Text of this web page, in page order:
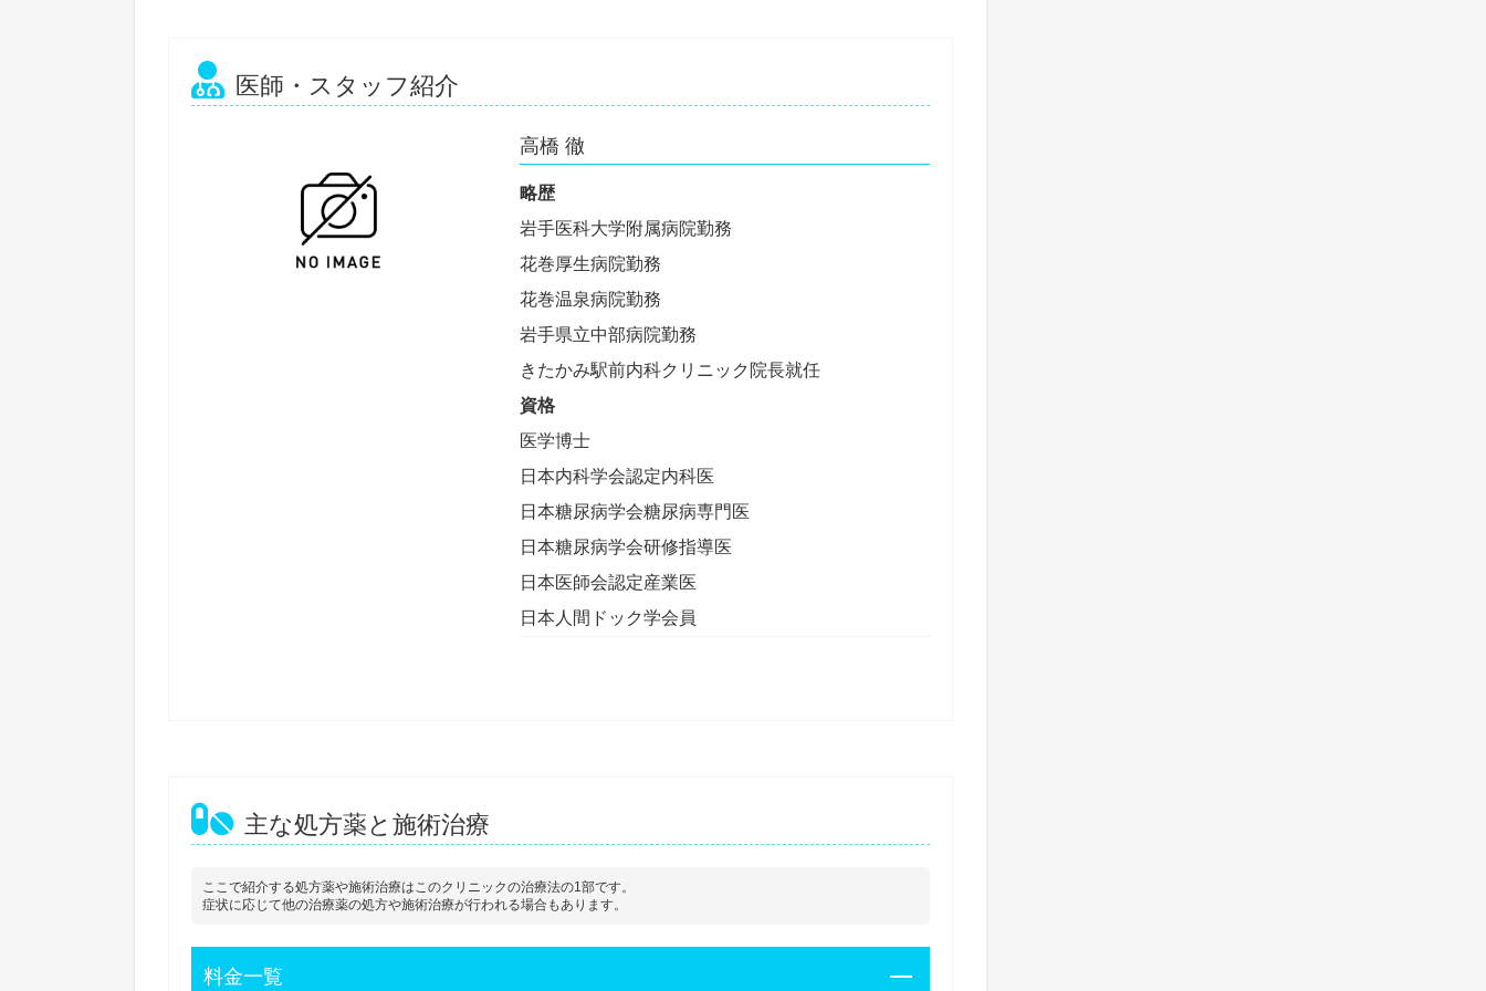
医師・スタッフ紹介
高橋 徹
略歴
岩手医科大学附属病院勤務
花巻厚生病院勤務
花巻温泉病院勤務
岩手県立中部病院勤務
きたかみ駅前内科クリニック院長就任
資格
医学博士
日本内科学会認定内科医
日本糖尿病学会糖尿病専門医
日本糖尿病学会研修指導医
日本医師会認定産業医
日本人間ドック学会員
主な処方薬と施術治療
ここで紹介する処方薬や施術治療はこのクリニックの治療法の1部です。
症状に応じて他の治療薬の処方や施術治療が行われる場合もあります。
料金一覧